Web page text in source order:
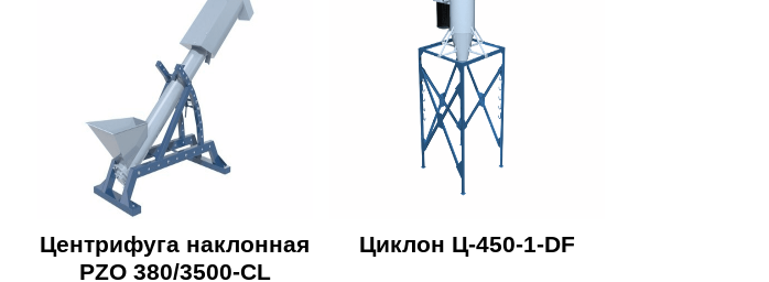
Центрифуга наклонная
PZO 380/3500-CL
Циклон Ц-450-1-DF